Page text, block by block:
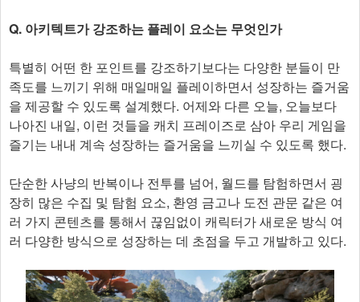
Q. 아키텍트가 강조하는 플레이 요소는 무엇인가
특별히 어떤 한 포인트를 강조하기보다는 다양한 분들이 만
족도를 느끼기 위해 매일매일 플레이하면서 성장하는 즐거움
을 제공할 수 있도록 설계했다. 어제와 다른 오늘, 오늘보다
나아진 내일, 이런 것들을 캐치 프레이즈로 삼아 우리 게임을
즐기는 내내 계속 성장하는 즐거움을 느끼실 수 있도록 했다.
단순한 사냥의 반복이나 전투를 넘어, 월드를 탐험하면서 굉
장히 많은 수집 및 탐험 요소, 환영 금고나 도전 관문 같은 여
러 가지 콘텐츠를 통해서 끊임없이 캐릭터가 새로운 방식 여
러 다양한 방식으로 성장하는 데 초점을 두고 개발하고 있다.